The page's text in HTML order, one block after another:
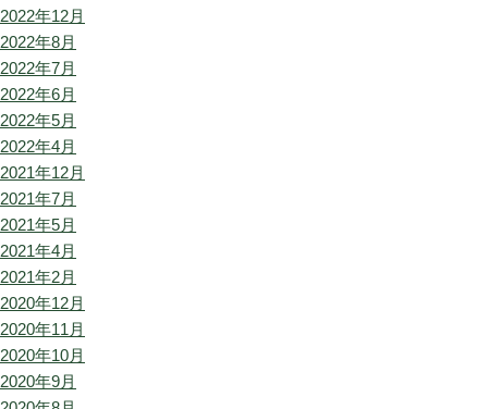
2022年12月
2022年8月
2022年7月
2022年6月
2022年5月
2022年4月
2021年12月
2021年7月
2021年5月
2021年4月
2021年2月
2020年12月
2020年11月
2020年10月
2020年9月